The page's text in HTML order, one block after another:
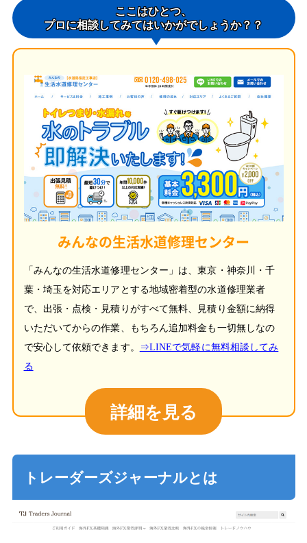
ここはひとつ、
プロに相談してみてはいかがでしょうか？？
みんなの生活水道修理センター
「みんなの生活水道修理センター」は、東京・神奈川・千
葉・埼玉を対応エリアとする地域密着型の水道修理業者
で、出張・点検・見積りがすべて無料、見積り金額に納得
いただいてからの作業、もちろん追加料金も一切無しなの
で安心して依頼できます。
⇒LINEで気軽に無料相談してみ
る
詳細を見る
トレーダーズジャーナルとは